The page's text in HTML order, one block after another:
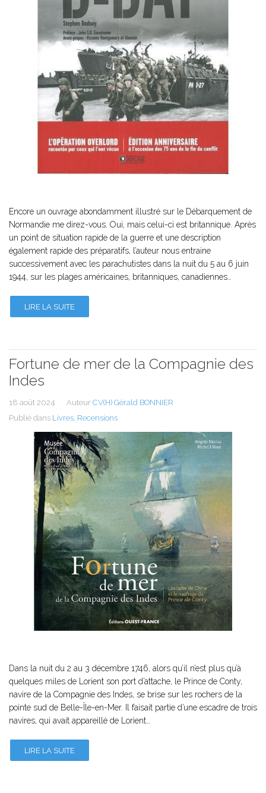
Encore un ouvrage abondamment illustré sur le Débarquement de
Normandie me direz-vous. Oui, mais celui-ci est britannique. Après
un point de situation rapide de la guerre et une description
également rapide des préparatifs, l’auteur nous entraine
successivement avec les parachutistes dans la nuit du 5 au 6 juin
1944, sur les plages américaines, britanniques, canadiennes…
LIRE LA SUITE
Fortune de mer de la Compagnie des
Indes
18 août 2024 Auteur CV(H) Gérald BONNIER
Publié dans Livres, Recensions
Dans la nuit du 2 au 3 décembre 1746, alors qu’il n’est plus qu’à
quelques miles de Lorient son port d’attache, le Prince de Conty,
navire de la Compagnie des Indes, se brise sur les rochers de la
pointe sud de Belle-Île-en-Mer. Il faisait partie d’une escadre de trois
navires, qui avait appareillé de Lorient…
LIRE LA SUITE